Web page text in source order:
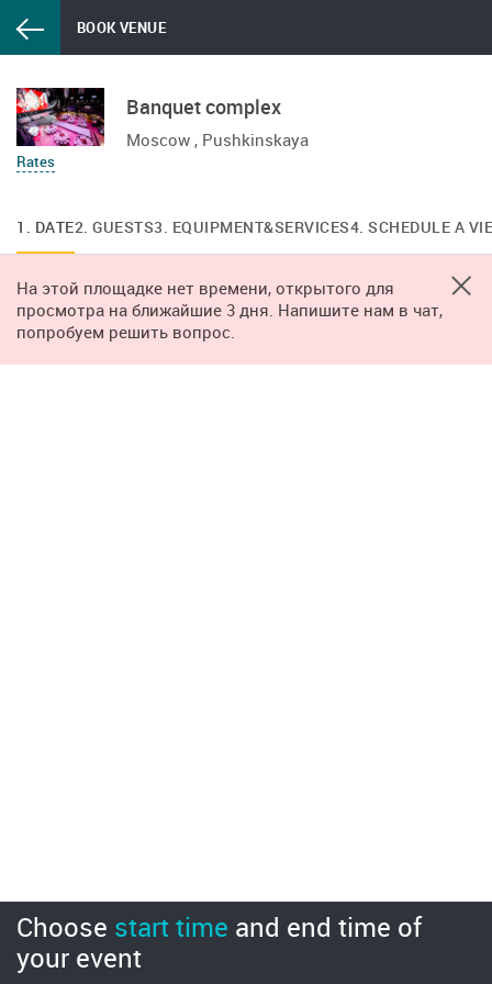
BOOK VENUE
Choose start time and end time of
your event
Rates
Banquet complex
Moscow , Pushkinskaya
1. DATE2. GUESTS3. EQUIPMENT&SERVICES4. SCHEDULE A
На этой площадке нет времени, открытого для
просмотра на ближайшие 3 дня. Напишите нам в чат,
попробуем решить вопрос.